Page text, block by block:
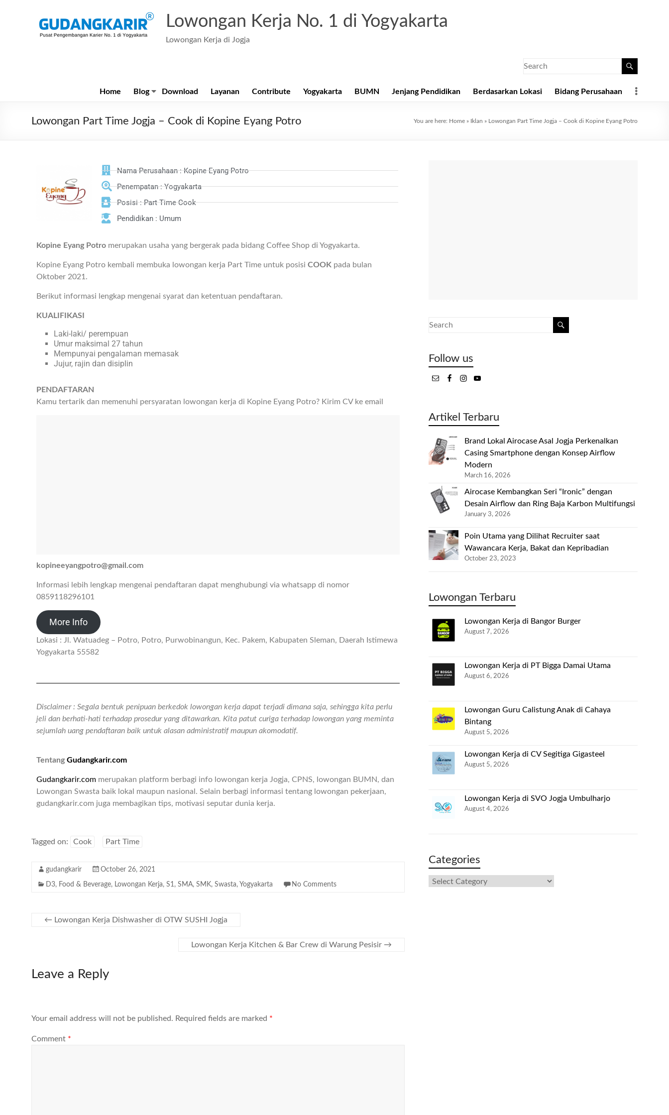
Lowongan Kerja No. 1 di Yogyakarta
Lowongan Kerja di Jogja
Home Blog Download Layanan Contribute Yogyakarta BUMN Jenjang Pendidikan Berdasarkan Lokasi Bidang Perusahaan
Lowongan Part Time Jogja – Cook di Kopine Eyang Potro You are here: Home » Iklan » Lowongan Part Time Jogja – Cook di Kopine Eyang Potro
Nama Perusahaan : Kopine Eyang Potro
Penempatan : Yogyakarta
Posisi : Part Time Cook
Pendidikan : Umum
Kopine Eyang Potro merupakan usaha yang bergerak pada bidang Coffee Shop di Yogyakarta.
Kopine Eyang Potro kembali membuka lowongan kerja Part Time untuk posisi COOK pada bulan
Oktober 2021.
Berikut informasi lengkap mengenai syarat dan ketentuan pendaftaran.
KUALIFIKASI
Laki-laki/ perempuan
Umur maksimal 27 tahun
Mempunyai pengalaman memasak
Jujur, rajin dan disiplin
PENDAFTARAN
Kamu tertarik dan memenuhi persyaratan lowongan kerja di Kopine Eyang Potro? Kirim CV ke email
kopineeyangpotro@gmail.com
Informasi lebih lengkap mengenai pendaftaran dapat menghubungi via whatsapp di nomor
0859118296101
More Info
Lokasi : Jl. Watuadeg – Potro, Potro, Purwobinangun, Kec. Pakem, Kabupaten Sleman, Daerah Istimewa
Yogyakarta 55582
Disclaimer : Segala bentuk penipuan berkedok lowongan kerja dapat terjadi dimana saja, sehingga kita perlu
jeli dan berhati-hati terhadap prosedur yang ditawarkan. Kita patut curiga terhadap lowongan yang meminta
sejumlah uang pendaftaran baik untuk alasan administratif maupun akomodatif.
Tentang Gudangkarir.com
Gudangkarir.com merupakan platform berbagi info lowongan kerja Jogja, CPNS, lowongan BUMN, dan
Lowongan Swasta baik lokal maupun nasional. Selain berbagi informasi tentang lowongan pekerjaan,
gudangkarir.com juga membagikan tips, motivasi seputar dunia kerja.
Tagged on: Cook Part Time
gudangkarir October 26, 2021
D3, Food & Beverage, Lowongan Kerja, S1, SMA, SMK, Swasta, Yogyakarta No Comments
← Lowongan Kerja Dishwasher di OTW SUSHI Jogja
Lowongan Kerja Kitchen & Bar Crew di Warung Pesisir →
Leave a Reply
Your email address will not be published. Required fields are marked *
Comment *
Follow us
Artikel Terbaru
Brand Lokal Airocase Asal Jogja Perkenalkan
Casing Smartphone dengan Konsep Airflow
Modern
March 16, 2026
Airocase Kembangkan Seri “Ironic” dengan
Desain Airflow dan Ring Baja Karbon Multifungsi
January 3, 2026
Poin Utama yang Dilihat Recruiter saat
Wawancara Kerja, Bakat dan Kepribadian
October 23, 2023
Lowongan Terbaru
Lowongan Kerja di Bangor Burger
August 7, 2026
Lowongan Kerja di PT Bigga Damai Utama
August 6, 2026
Lowongan Guru Calistung Anak di Cahaya
Bintang
August 5, 2026
Lowongan Kerja di CV Segitiga Gigasteel
August 5, 2026
Lowongan Kerja di SVO Jogja Umbulharjo
August 4, 2026
Categories